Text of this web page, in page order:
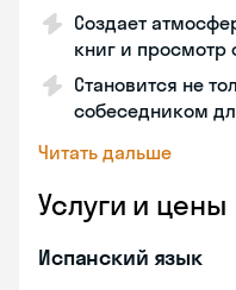
Создает
книг и просмотр
Становится не
собеседником
Читать дальше
Услуги и цены
Испанский язык